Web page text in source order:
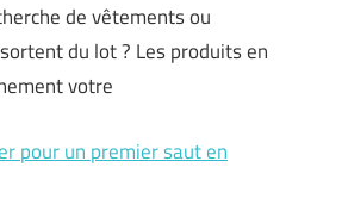
de vêtements ou
du lot ? Les produits en
votre
pour un premier saut en